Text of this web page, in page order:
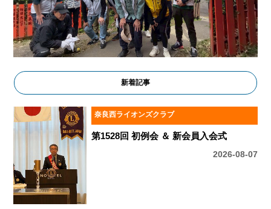
新着記事
奈良西ライオンズクラブ
第1528回 初例会 ＆ 新会員入会式
2026-08-07